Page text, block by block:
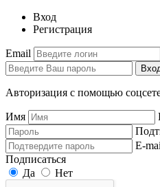
Вход
Регистрация
Email
Авторизация с помощью
Имя
E-
Подписаться
Да
Нет